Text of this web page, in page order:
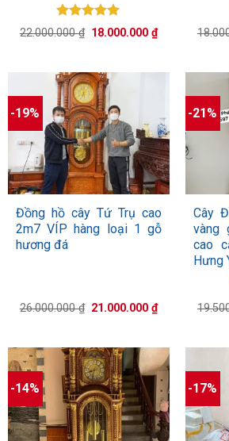
Được xếp
hạng
22.000.000₫ Giá
18.000.000₫Giá
hiện
18.000.000 ₫.
-19%
Đồng hồ cây Tứ Trụ cao
2m7 VÍP hàng loại 1 gỗ
hương đá
26.000.000₫ Giá
21.000.000₫Giá
hiện
21.000.000 ₫.
-21%
Cây
vàng
cao
Hưng
-14% -17%